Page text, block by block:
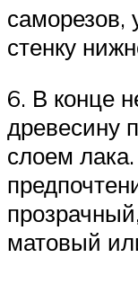
стенку
6. В конце
древесину
слоем
матовый